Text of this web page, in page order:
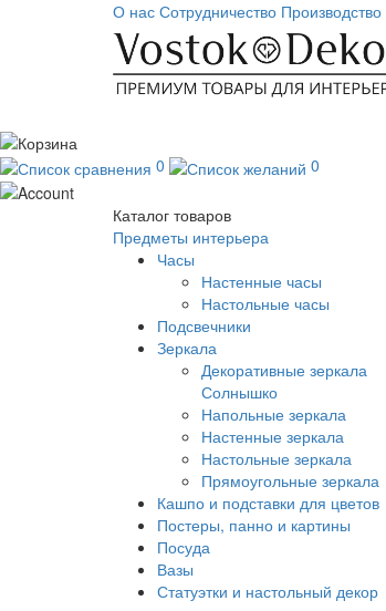
О нас Сотрудничество Производство
0 0
Каталог товаров
Предметы интерьера
Часы
Настенные часы
Настольные часы
Подсвечники
Зеркала
Декоративные зеркала
Солнышко
Напольные зеркала
Настенные зеркала
Настольные зеркала
Прямоугольные зеркала
Кашпо и подставки для цветов
Постеры, панно и картины
Посуда
Вазы
Статуэтки и настольный декор